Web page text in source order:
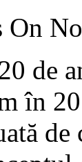
On
de
în